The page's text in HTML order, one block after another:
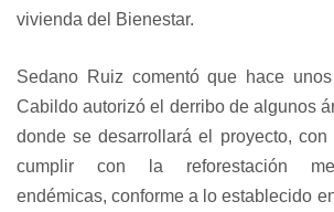
vivienda del Bienestar.
Sedano Ruiz comentó que hace
Cabildo autorizó el derribo de algunos
donde se desarrollará el proyecto,
cumplir con la reforestación
endémicas, conforme a lo establecido